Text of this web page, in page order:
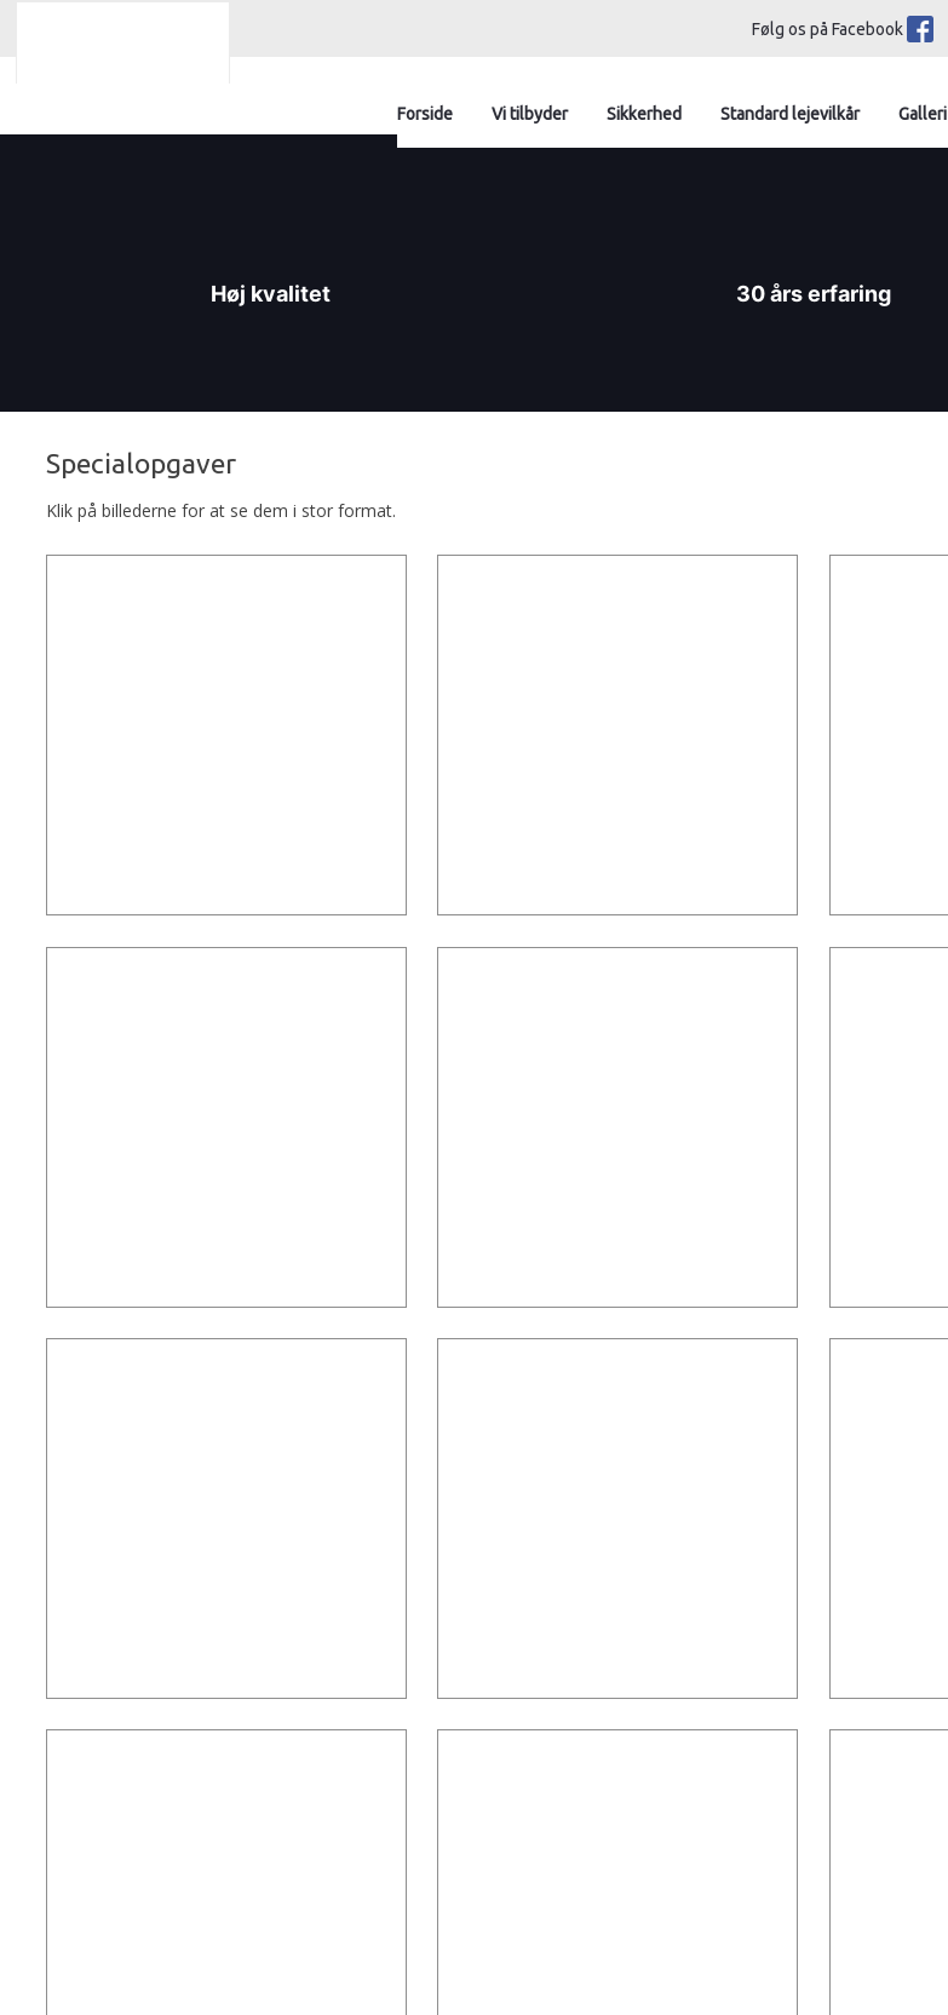
Følg os på Facebook
Forside Vi tilbyder Sikkerhed Standard lejevilkår Galleri
Høj kvalitet 30 års erfaring
Specialopgaver​
Klik på billederne for at se dem i stor format.​